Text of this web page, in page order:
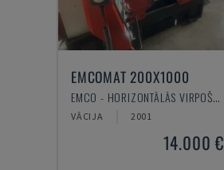
EMCOMAT 200X1000
EMCO - HORIZONTĀLĀS VIRPOŠANAS MAŠĪNAS
VĀCIJA 2001
14.000 €